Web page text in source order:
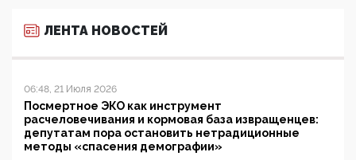
ЛЕНТА НОВОСТЕЙ
06:48, 21 Июля 2026
Посмертное ЭКО как инструмент
расчеловечивания и кормовая база извращенцев:
депутатам пора остановить нетрадиционные
методы «спасения демографии»